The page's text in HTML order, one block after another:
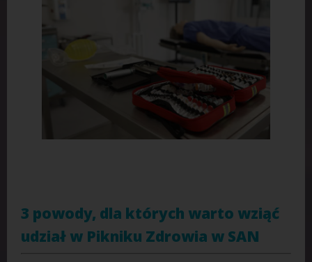
3 powody, dla których warto wziąć
udział w Pikniku Zdrowia w SAN